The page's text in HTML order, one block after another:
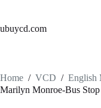
ubuycd.com
Home / VCD / English
Marilyn Monroe-Bus